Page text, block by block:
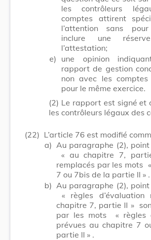
les contrôleurs
comptes attirent
l’attention sans
inclure une
l’attestation;
e) une opinion
rapport de gestion
non avec les comptes
pour le même exercice.
(2) Le rapport est signé et
les contrôleurs légaux des
(22) L’article 76 est modifié
a) Au paragraphe (2),
« au chapitre 7,
remplacés par les mots
7 ou 7bis de la partie II » .
b) Au paragraphe (2),
« règles d’évaluation
chapitre 7, partie II »
par les mots
« règles
prévues au chapitre 7
partie II » .